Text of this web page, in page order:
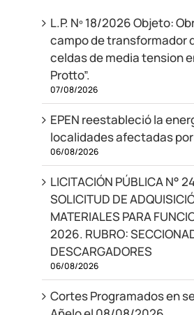
L.P. Nº 18/2026 Objeto:
campo de transformador
celdas de media tension
Protto”.
07/08/2026
EPEN reestableció la
localidades afectadas
06/08/2026
LICITACIÓN PÚBLICA N°
SOLICITUD DE
MATERIALES PARA
2026. RUBRO:
DESCARGADORES
06/08/2026
Cortes Programados en